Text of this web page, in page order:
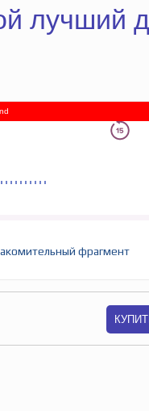
лучший
фрагмент